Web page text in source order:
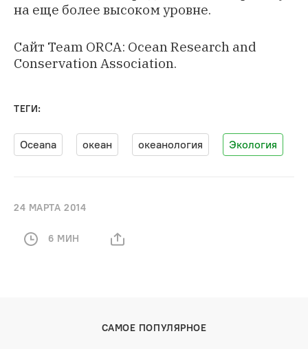
на еще более высоком уровне.
Сайт Team ORCA: Ocean Research and
Conservation Association.
ТЕГИ:
Oceana океан океанология Экология
24 МАРТА 2014
6 МИН
САМОЕ ПОПУЛЯРНОЕ